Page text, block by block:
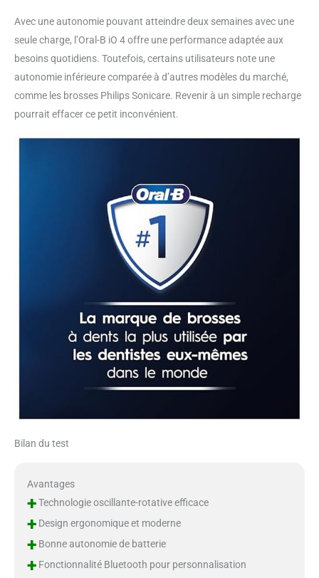
Avec une autonomie pouvant atteindre deux semaines avec une
seule charge, l’Oral-B iO 4 offre une performance adaptée aux
besoins quotidiens. Toutefois, certains utilisateurs note une
autonomie inférieure comparée à d’autres modèles du marché,
comme les brosses Philips Sonicare. Revenir à un simple recharge
pourrait effacer ce petit inconvénient.
Bilan du test
Avantages
+Technologie oscillante-rotative efficace
+Design ergonomique et moderne
+Bonne autonomie de batterie
+Fonctionnalité Bluetooth pour personnalisation